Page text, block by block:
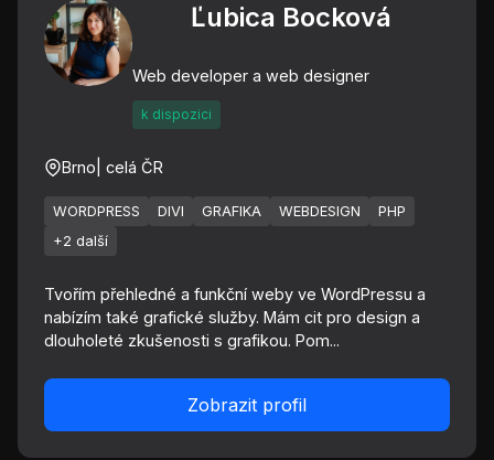
Ľubica Bocková
Web developer a web designer
k dispozici
Brno | celá ČR
WORDPRESS DIVI GRAFIKA WEBDESIGN
PHP
+2 další
Tvořím přehledné a funkční weby ve WordPressu a
nabízím také grafické služby. Mám cit pro design a
dlouholeté zkušenosti s grafikou. Pom...
Zobrazit profil